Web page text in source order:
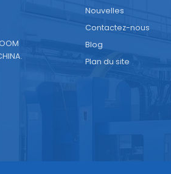
pratiques de maintenance, vous
de votre machine de
automatisée, en garantissant
maximale et produit
Nouvelles
Contactez-nous
Blog
Plan du site